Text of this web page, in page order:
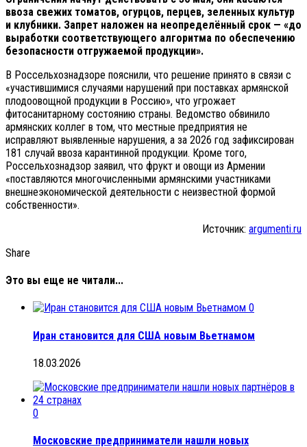
ввоза свежих томатов, огурцов, перцев, зеленных культур
и клубники. Запрет наложен на неопределённый срок — «до
выработки соответствующего алгоритма по обеспечению
безопасности отгружаемой продукции».
В Россельхознадзоре пояснили, что решение принято в связи с
«участившимися случаями нарушений при поставках армянской
плодоовощной продукции в Россию», что угрожает
фитосанитарному состоянию страны. Ведомство обвинило
армянских коллег в том, что местные предприятия не
исправляют выявленные нарушения, а за 2026 год зафиксирован
181 случай ввоза карантинной продукции. Кроме того,
Россельхознадзор заявил, что фрукт и овощи из Армении
«поставляются многочисленными армянскими участниками
внешнеэкономической деятельности с неизвестной формой
собственности».
Источник: argumenti.ru
Share
Это вы еще не читали...
0
Иран становится для США новым Вьетнамом
18.03.2026
0
Московские предприниматели нашли новых